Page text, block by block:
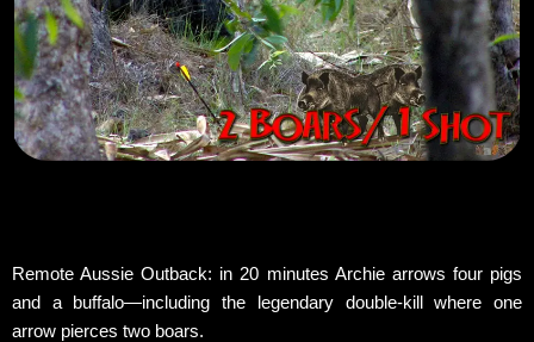
Remote Aussie Outback: in 20 minutes Archie arrows four pigs
and a buffalo—including the legendary double-kill where one
arrow pierces two boars.